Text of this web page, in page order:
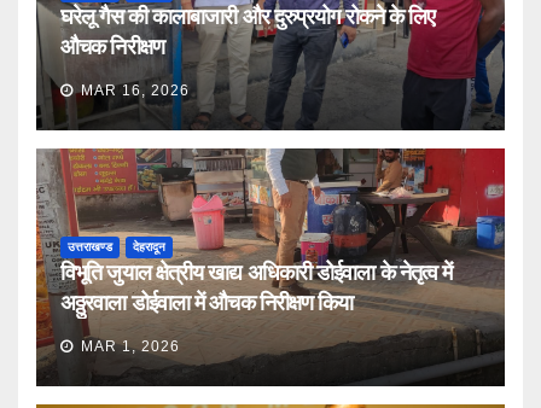
घरेलू गैस की कालाबाजारी और दुरुप्रयोग रोकने के लिए
औचक निरीक्षण
MAR 16, 2026
उत्तराखण्ड देहरादून
विभूति जुयाल क्षेत्रीय खाद्य अधिकारी डोईवाला के नेतृत्व में
अठ्ठुरवाला डोईवाला में औचक निरीक्षण किया
MAR 1, 2026